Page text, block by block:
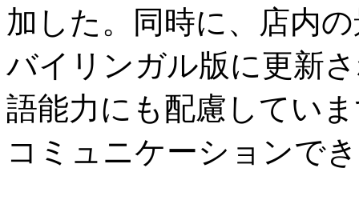
加した。同時に、店内
バイリンガル版に更新
語能力にも配慮してい
コミュニケーションで